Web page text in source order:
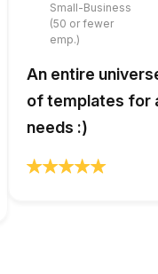
Small-Business
(50 or fewer
emp.)
An entire
of templates for
needs :)